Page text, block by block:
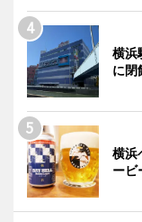
横浜
に
横浜
ービ